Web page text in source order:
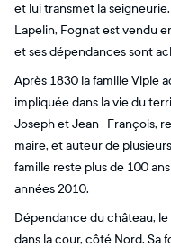
et lui transmet la
Lapelin, Fognat est vendu
et ses dépendances sont
Après 1830 la famille Viple
impliquée dans la vie du
Joseph et Jean- François,
maire, et auteur de
famille reste plus de 100
années 2010.
Dépendance du château,
dans la cour, côté Nord.